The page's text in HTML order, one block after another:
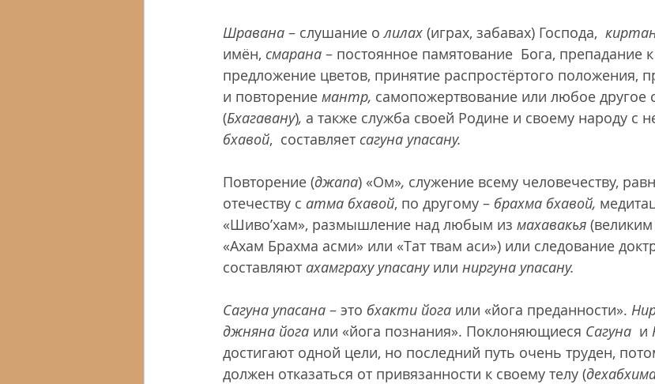
Шравана – слушание о лилах (играх, забавах) Господа,
имён, смарана – постоянное памятование  Бога, препадание
предложение цветов, принятие распростёртого положения,
и повторение мантр, самопожертвование или любое другое
(Бхагавану), а также служба своей Родине и своему народу с
бхавой,  составляет сагуна упасану.
Повторение (джапа) «Ом», служение всему человечеству,
отечеству с атма бхавой, по другому – брахма бхавой,
«Шиво’хам», размышление над любым из махавакья
«Ахам Брахма асми» или «Тат твам аси») или следование
составляют ахамграху упасану или ниргуна упасану.
Сагуна упасана – это бхакти йога или «йога преданности».
джняна йога или «йога познания». Поклоняющиеся Сагуна
  и
достигают одной цели, но последний путь очень труден,
должен отказаться от привязанности к своему телу (